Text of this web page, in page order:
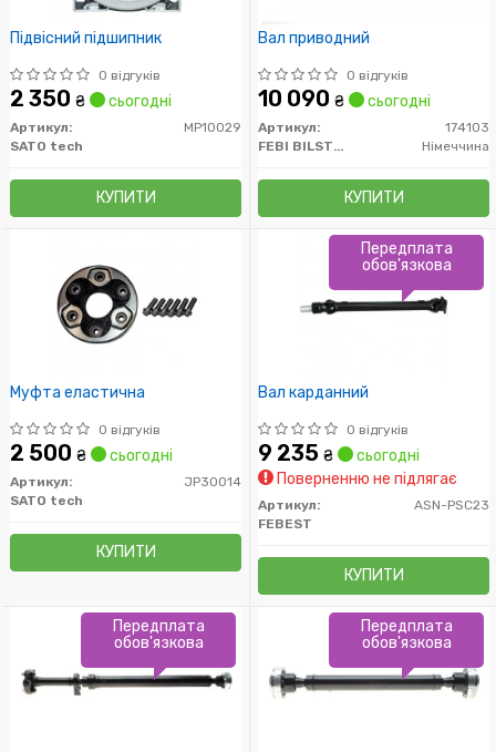
Підвісний підшипник
0 відгуків
2 350 ₴ сьогодні
Артикул:
MP10029
SATO tech
КУПИТИ
Вал приводний
0 відгуків
10 090 ₴ сьогодні
Артикул:
174103
FEBI BILSTEIN
Німеччина
КУПИТИ
Муфта еластична
0 відгуків
2 500 ₴ сьогодні
Артикул:
JP30014
SATO tech
КУПИТИ
Вал карданний
0 відгуків
9 235 ₴
сьогодні
Поверненню не підлягає
Артикул:
ASN-PSC23
FEBEST
КУПИТИ
Передплата
обов'язкова
Передплата
обов'язкова
Передплата
обов'язкова